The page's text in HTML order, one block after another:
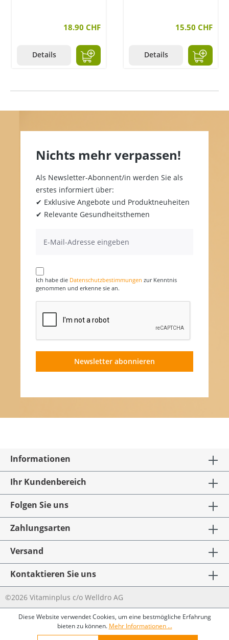
18.90 CHF
Details
15.50 CHF
Details
Nichts mehr verpassen!
Als Newsletter-Abonnent/in werden Sie als
erstes informiert über:
✔ Exklusive Angebote und Produktneuheiten
✔ Relevante Gesundheitsthemen
Ich habe die Datenschutzbestimmungen zur Kenntnis
genommen und erkenne sie an.
Newsletter abonnieren
Informationen
Ihr Kundenbereich
Folgen Sie uns
Zahlungsarten
Versand
Kontaktieren Sie uns
©2026 Vitaminplus c/o Welldro AG
Diese Website verwendet Cookies, um eine bestmögliche Erfahrung
bieten zu können. Mehr Informationen ...